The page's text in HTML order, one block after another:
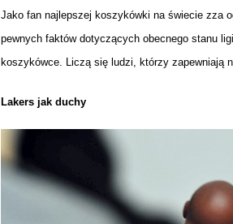
Jako fan najlepszej koszykówki na świecie zza
pewnych faktów dotyczących obecnego stanu
koszykówce. Liczą się ludzi, którzy zapewniają
Lakers jak duchy